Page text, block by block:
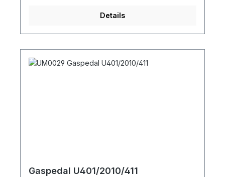
Details
Gaspedal U401/2010/411